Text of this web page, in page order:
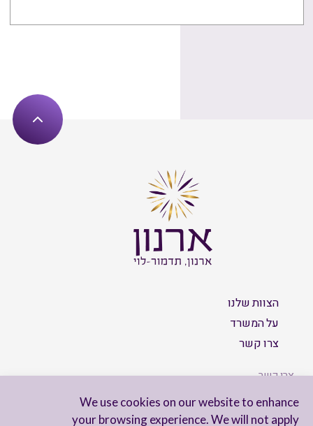
We use cookies on our website to enhance
your browsing experience. We will not apply
הצוות שלנו
על המשרד
צרו קשר
צרו קשר